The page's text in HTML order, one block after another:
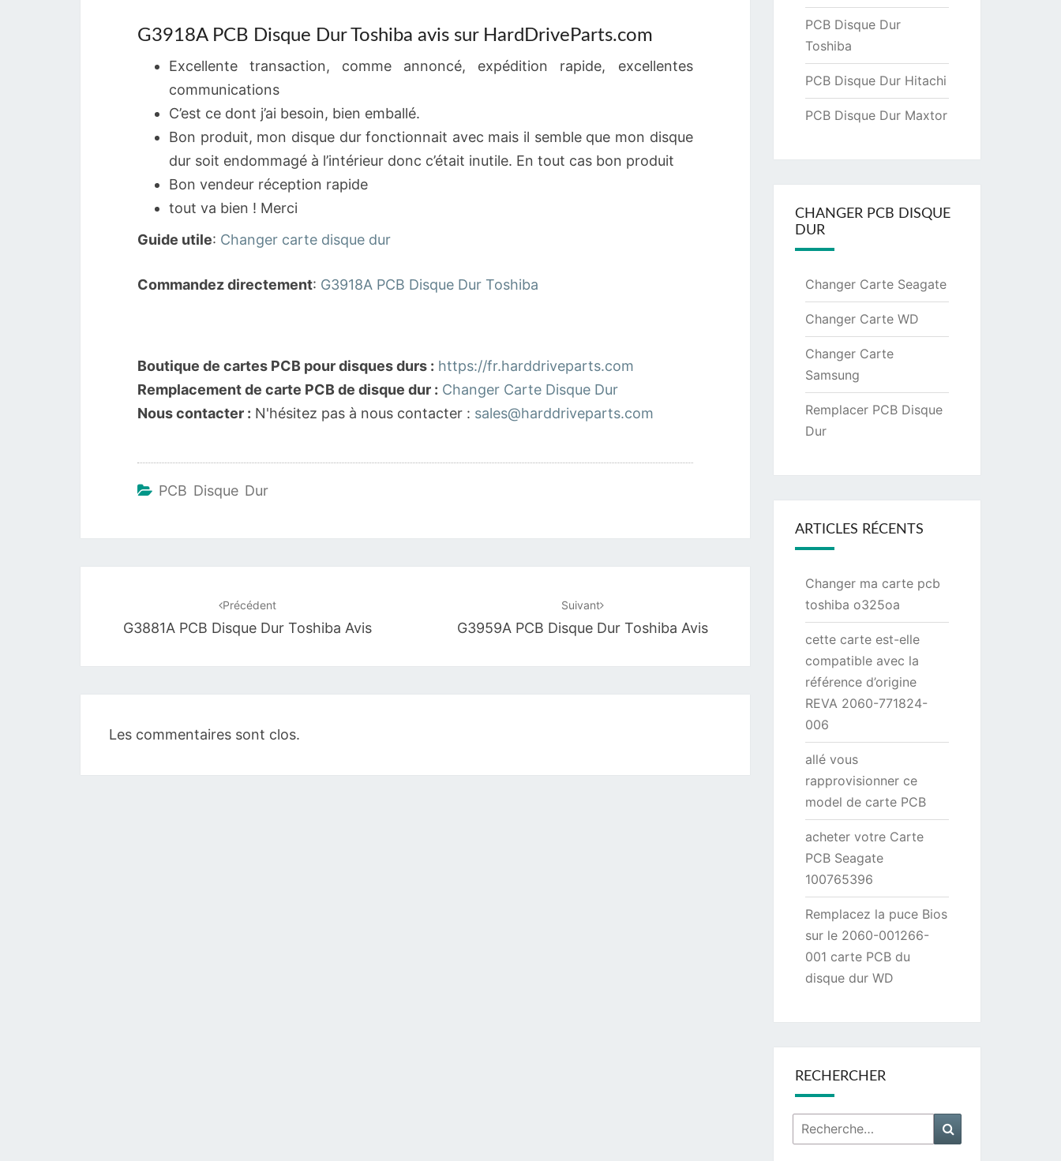
G3918A PCB Disque Dur Toshiba avis sur HardDriveParts.com
Excellente transaction, comme annoncé, expédition rapide, excellentes
communications
C’est ce dont j’ai besoin, bien emballé.
Bon produit, mon disque dur fonctionnait avec mais il semble que mon disque
dur soit endommagé à l’intérieur donc c’était inutile. En tout cas bon produit
Bon vendeur réception rapide
tout va bien ! Merci
Guide utile: Changer carte disque dur
Commandez directement: G3918A PCB Disque Dur Toshiba
Boutique de cartes PCB pour disques durs : https://fr.harddriveparts.com
Remplacement de carte PCB de disque dur : Changer Carte Disque Dur
Nous contacter : N'hésitez pas à nous contacter : sales@harddriveparts.com
PCB Disque Dur
Précédent
G3881A PCB Disque Dur Toshiba Avis
Suivant
G3959A PCB Disque Dur Toshiba Avis
Les commentaires sont clos.
PCB Disque Dur
Toshiba
PCB Disque Dur Hitachi
PCB Disque Dur Maxtor
CHANGER PCB DISQUE
DUR
Changer Carte Seagate
Changer Carte WD
Changer Carte
Samsung
Remplacer PCB Disque
Dur
ARTICLES RÉCENTS
Changer ma carte pcb
toshiba o325oa
cette carte est-elle
compatible avec la
référence d’origine
REVA 2060-771824-
006
allé vous
rapprovisionner ce
model de carte PCB
acheter votre Carte
PCB Seagate
100765396
Remplacez la puce Bios
sur le 2060-001266-
001 carte PCB du
disque dur WD
RECHERCHER
Rechercher :